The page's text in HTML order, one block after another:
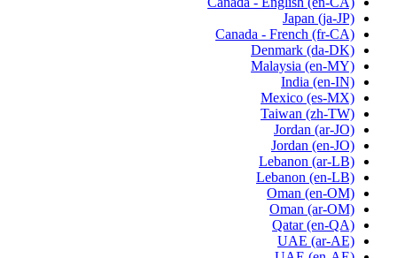
Japan (ja-JP)
Canada - French (fr-CA)
Denmark (da-DK)
Malaysia (en-MY)
India (en-IN)
Mexico (es-MX)
Taiwan (zh-TW)
Jordan (ar-JO)
Jordan (en-JO)
Lebanon (ar-LB)
Lebanon (en-LB)
Oman (en-OM)
Oman (ar-OM)
Qatar (en-QA)
UAE (ar-AE)